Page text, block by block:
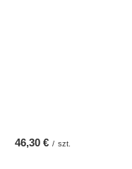
46,30 € / szt.